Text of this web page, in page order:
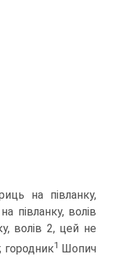
на півланку,
півланку, волів
волів 2, цей не
городник1 Шопич